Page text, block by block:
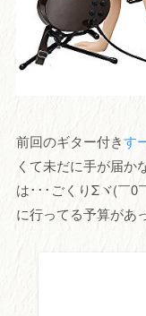
前回のギター付きす
くて未だに手が届か
は･･･ごくりΣヾ(￣0
に行ってる予算が